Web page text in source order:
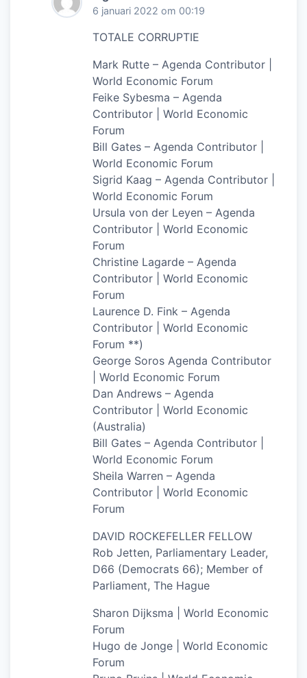
6 januari 2022 om 00:19
TOTALE CORRUPTIE
Mark Rutte – Agenda Contributor |
World Economic Forum
Feike Sybesma – Agenda
Contributor | World Economic
Forum
Bill Gates – Agenda Contributor |
World Economic Forum
Sigrid Kaag – Agenda Contributor |
World Economic Forum
Ursula von der Leyen – Agenda
Contributor | World Economic
Forum
Christine Lagarde – Agenda
Contributor | World Economic
Forum
Laurence D. Fink – Agenda
Contributor | World Economic
Forum **)
George Soros Agenda Contributor
| World Economic Forum
Dan Andrews – Agenda
Contributor | World Economic
(Australia)
Bill Gates – Agenda Contributor |
World Economic Forum
Sheila Warren – Agenda
Contributor | World Economic
Forum
DAVID ROCKEFELLER FELLOW
Rob Jetten, Parliamentary Leader,
D66 (Democrats 66); Member of
Parliament, The Hague
Sharon Dijksma | World Economic
Forum
Hugo de Jonge | World Economic
Forum